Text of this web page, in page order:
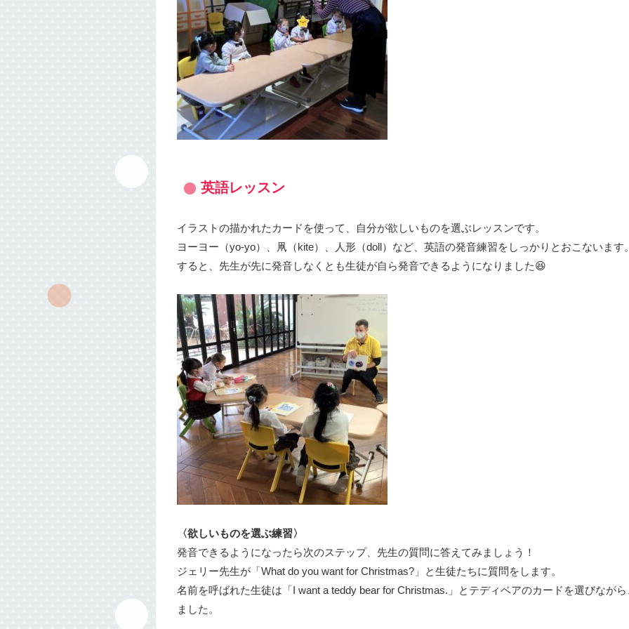
英語レッスン
イラストの描かれたカードを使って、自分が欲しいものを選ぶレッスンです。
ヨーヨー（yo-yo）、凧（kite）、人形（doll）など、英語の発音練習をしっかりとおこないます
すると、先生が先に発音しなくとも生徒が自ら発音できるようになりました😆
〈欲しいものを選ぶ練習〉
発音できるようになったら次のステップ、先生の質問に答えてみましょう！
ジェリー先生が「What do you want for Christmas?」と生徒たちに質問をします。
名前を呼ばれた生徒は「I want a teddy bear for Christmas.」とテディベアのカードを選びなが
ました。